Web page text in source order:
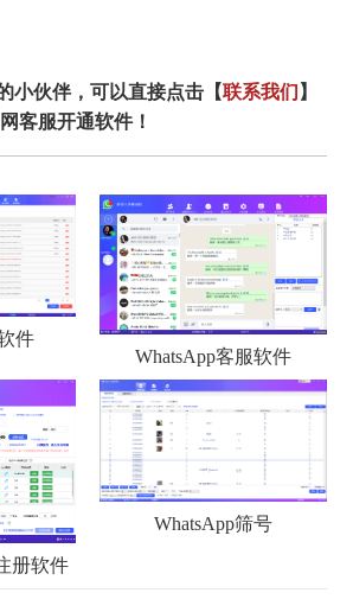
小伙伴，可以直接点击【联系我们 】
客服开通软件！
件
WhatsApp客服软件
册软件
WhatsApp筛号